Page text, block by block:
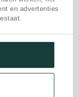
en advertenties
uit of het je
jou. Het
koppels,
die van
geluid ervan